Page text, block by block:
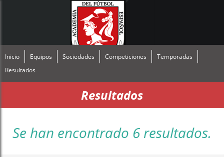
Inicio Equipos Sociedades Competiciones
Temporadas
Resultados
Resultados
Se han encontrado 6 resultados.